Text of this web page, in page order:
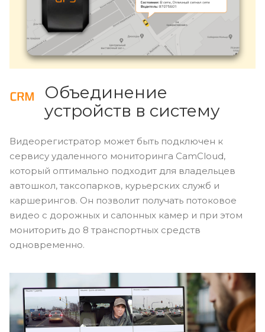
Объединение
устройств в систему
Видеорегистратор может быть подключен к
сервису удаленного мониторинга CamCloud,
который оптимально подходит для владельцев
автошкол, таксопарков, курьерских служб и
каршерингов. Он позволит получать потоковое
видео с дорожных и салонных камер и при этом
мониторить до 8 транспортных средств
одновременно.